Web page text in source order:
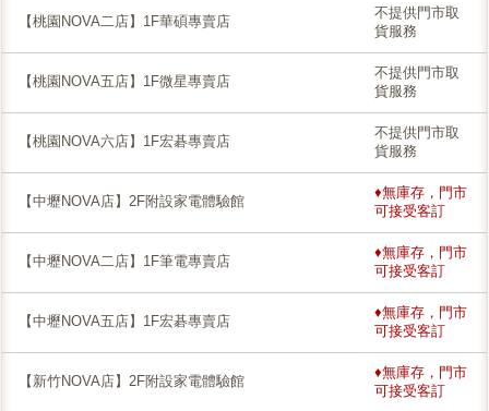
【桃園NOVA二店】1F華碩專賣店
不提供門市取
貨服務
【桃園NOVA五店】1F微星專賣店
不提供門市取
貨服務
【桃園NOVA六店】1F宏碁專賣店
不提供門市取
貨服務
【中壢NOVA店】2F附設家電體驗館
♦無庫存，門市
可接受客訂
【中壢NOVA二店】1F筆電專賣店
♦無庫存，門市
可接受客訂
【中壢NOVA五店】1F宏碁專賣店
♦無庫存，門市
可接受客訂
【新竹NOVA店】2F附設家電體驗館
♦無庫存，門市
可接受客訂